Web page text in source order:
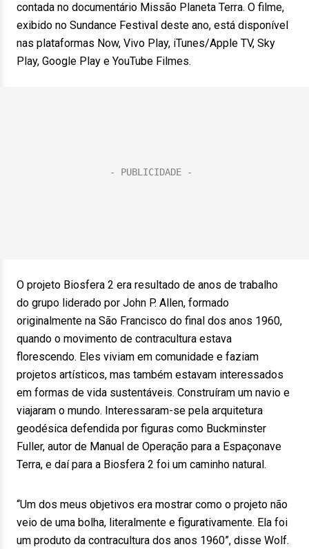
contada no documentário Missão Planeta Terra. O filme,
exibido no Sundance Festival deste ano, está disponível
nas plataformas Now, Vivo Play, iTunes/Apple TV, Sky
Play, Google Play e YouTube Filmes.
O projeto Biosfera 2 era resultado de anos de trabalho
do grupo liderado por John P. Allen, formado
originalmente na São Francisco do final dos anos 1960,
quando o movimento de contracultura estava
florescendo. Eles viviam em comunidade e faziam
projetos artísticos, mas também estavam interessados
em formas de vida sustentáveis. Construíram um navio e
viajaram o mundo. Interessaram-se pela arquitetura
geodésica defendida por figuras como Buckminster
Fuller, autor de Manual de Operação para a Espaçonave
Terra, e daí para a Biosfera 2 foi um caminho natural.
“Um dos meus objetivos era mostrar como o projeto não
veio de uma bolha, literalmente e figurativamente. Ela foi
um produto da contracultura dos anos 1960”, disse Wolf.